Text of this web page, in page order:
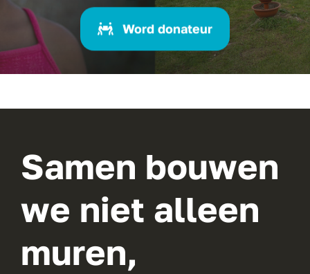
Word donateur
Samen bouwen
we niet alleen
muren,